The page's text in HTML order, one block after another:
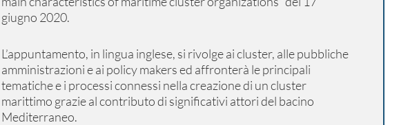
giugno 2020.
L’appuntamento, in lingua inglese, si rivolge ai cluster, alle pubbliche
amministrazioni e ai policy makers ed affronterà le principali
tematiche e i processi connessi nella creazione di un cluster
marittimo grazie al contributo di significativi attori del bacino
Mediterraneo.